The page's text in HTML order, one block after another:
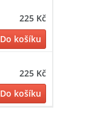
225 Kč
Do košíku
225 Kč
Do košíku